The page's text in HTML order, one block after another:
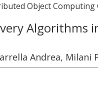
Object Computing
Algorithms
Andrea, Milani